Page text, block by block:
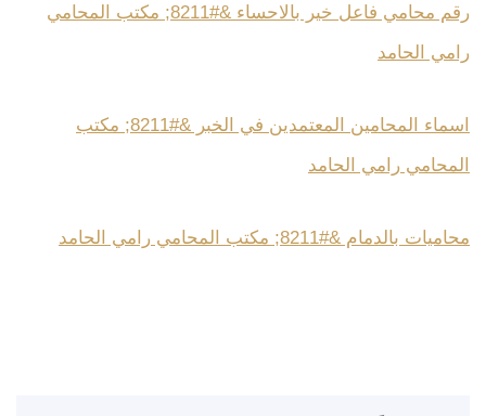
رقم محامي فاعل خير بالاحساء &#8211; مكتب المحامي
رامي الحامد
اسماء المحامين المعتمدين في الخبر &#8211; مكتب
المحامي رامي الحامد
محاميات بالدمام &#8211; مكتب المحامي رامي الحامد